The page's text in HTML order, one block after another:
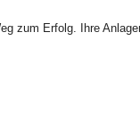
zum Erfolg. Ihre